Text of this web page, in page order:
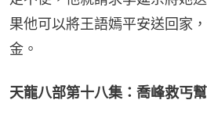
果他可以將王語嫣平安送回家
金。
天龍八部第十八集：喬峰救丐